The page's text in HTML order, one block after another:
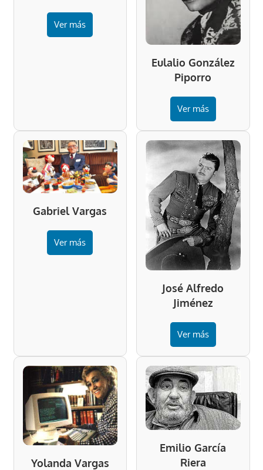
Ver más
Eulalio González
Piporro
Ver más
Gabriel Vargas
Ver más
José Alfredo
Jiménez
Ver más
Yolanda Vargas
Emilio García
Riera